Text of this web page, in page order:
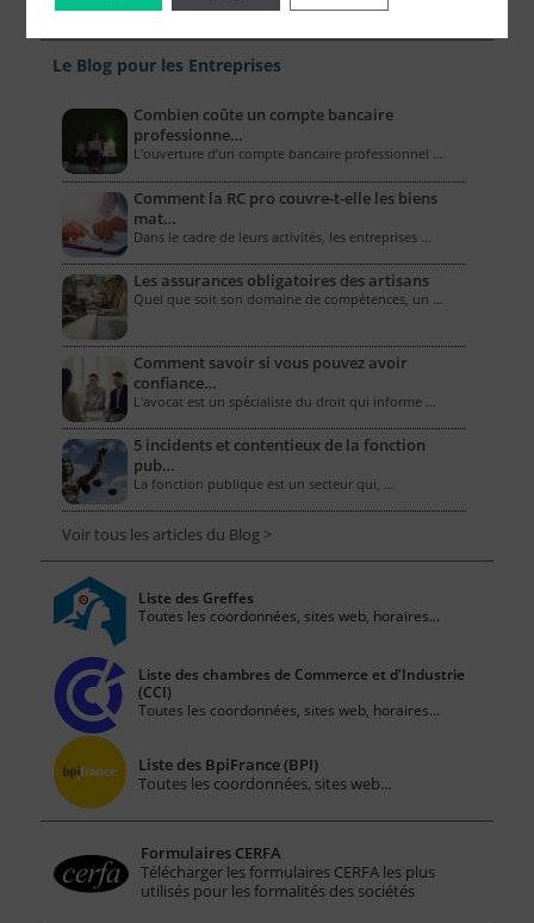
Le Blog pour les Entreprises
Combien coûte un compte bancaire
professionne…
L’ouverture d’un compte bancaire professionnel …
Comment la RC pro couvre-t-elle les biens
mat…
Dans le cadre de leurs activités, les entreprises …
Les assurances obligatoires des artisans
Quel que soit son domaine de compétences, un …
Comment savoir si vous pouvez avoir
confiance…
L'avocat est un spécialiste du droit qui informe …
5 incidents et contentieux de la fonction
pub…
La fonction publique est un secteur qui, …
Voir tous les articles du Blog >
Liste des Greffes
Toutes les coordonnées, sites web, horaires...
Liste des chambres de Commerce et d'Industrie
(CCI)
Toutes les coordonnées, sites web, horaires...
Liste des BpiFrance (BPI)
Toutes les coordonnées, sites web...
Formulaires CERFA
Télécharger les formulaires CERFA les plus
utilisés pour les formalités des sociétés